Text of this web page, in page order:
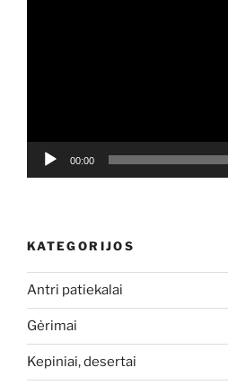
00:00
KATEGORIJOS
Antri patiekalai
Gėrimai
Kepiniai, desertai